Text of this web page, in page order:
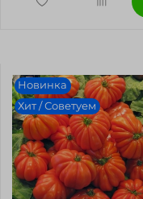
Новинка
Хит / Советуем